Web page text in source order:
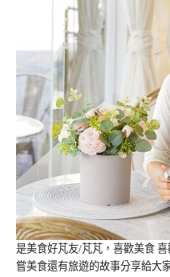
是美食好芃友/芃芃，喜歡美食
嘗美食還有旅遊的故事分享給大